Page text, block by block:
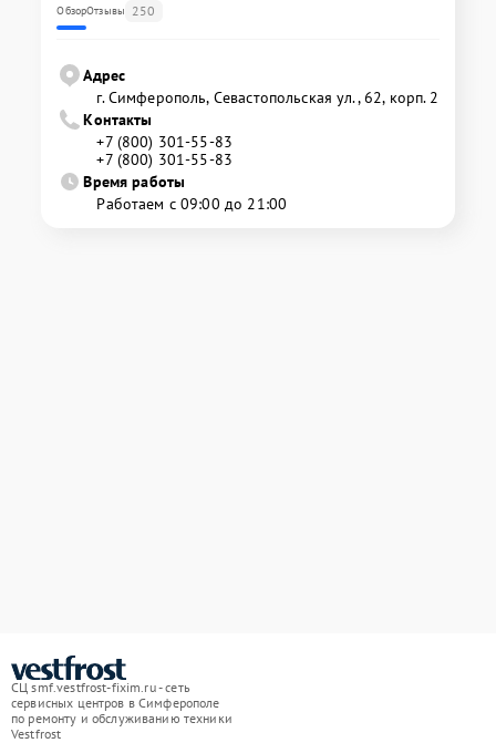
ОбзорОтзывы 250
Адрес
г. Симферополь, Севастопольская ул., 62, корп. 2
Контакты
+7 (800) 301-55-83
+7 (800) 301-55-83
Время работы
Работаем с 09:00 до 21:00
СЦ smf.vestfrost-fixim.ru - сеть
сервисных центров в Симферополе
по ремонту и обслуживанию техники
Vestfrost